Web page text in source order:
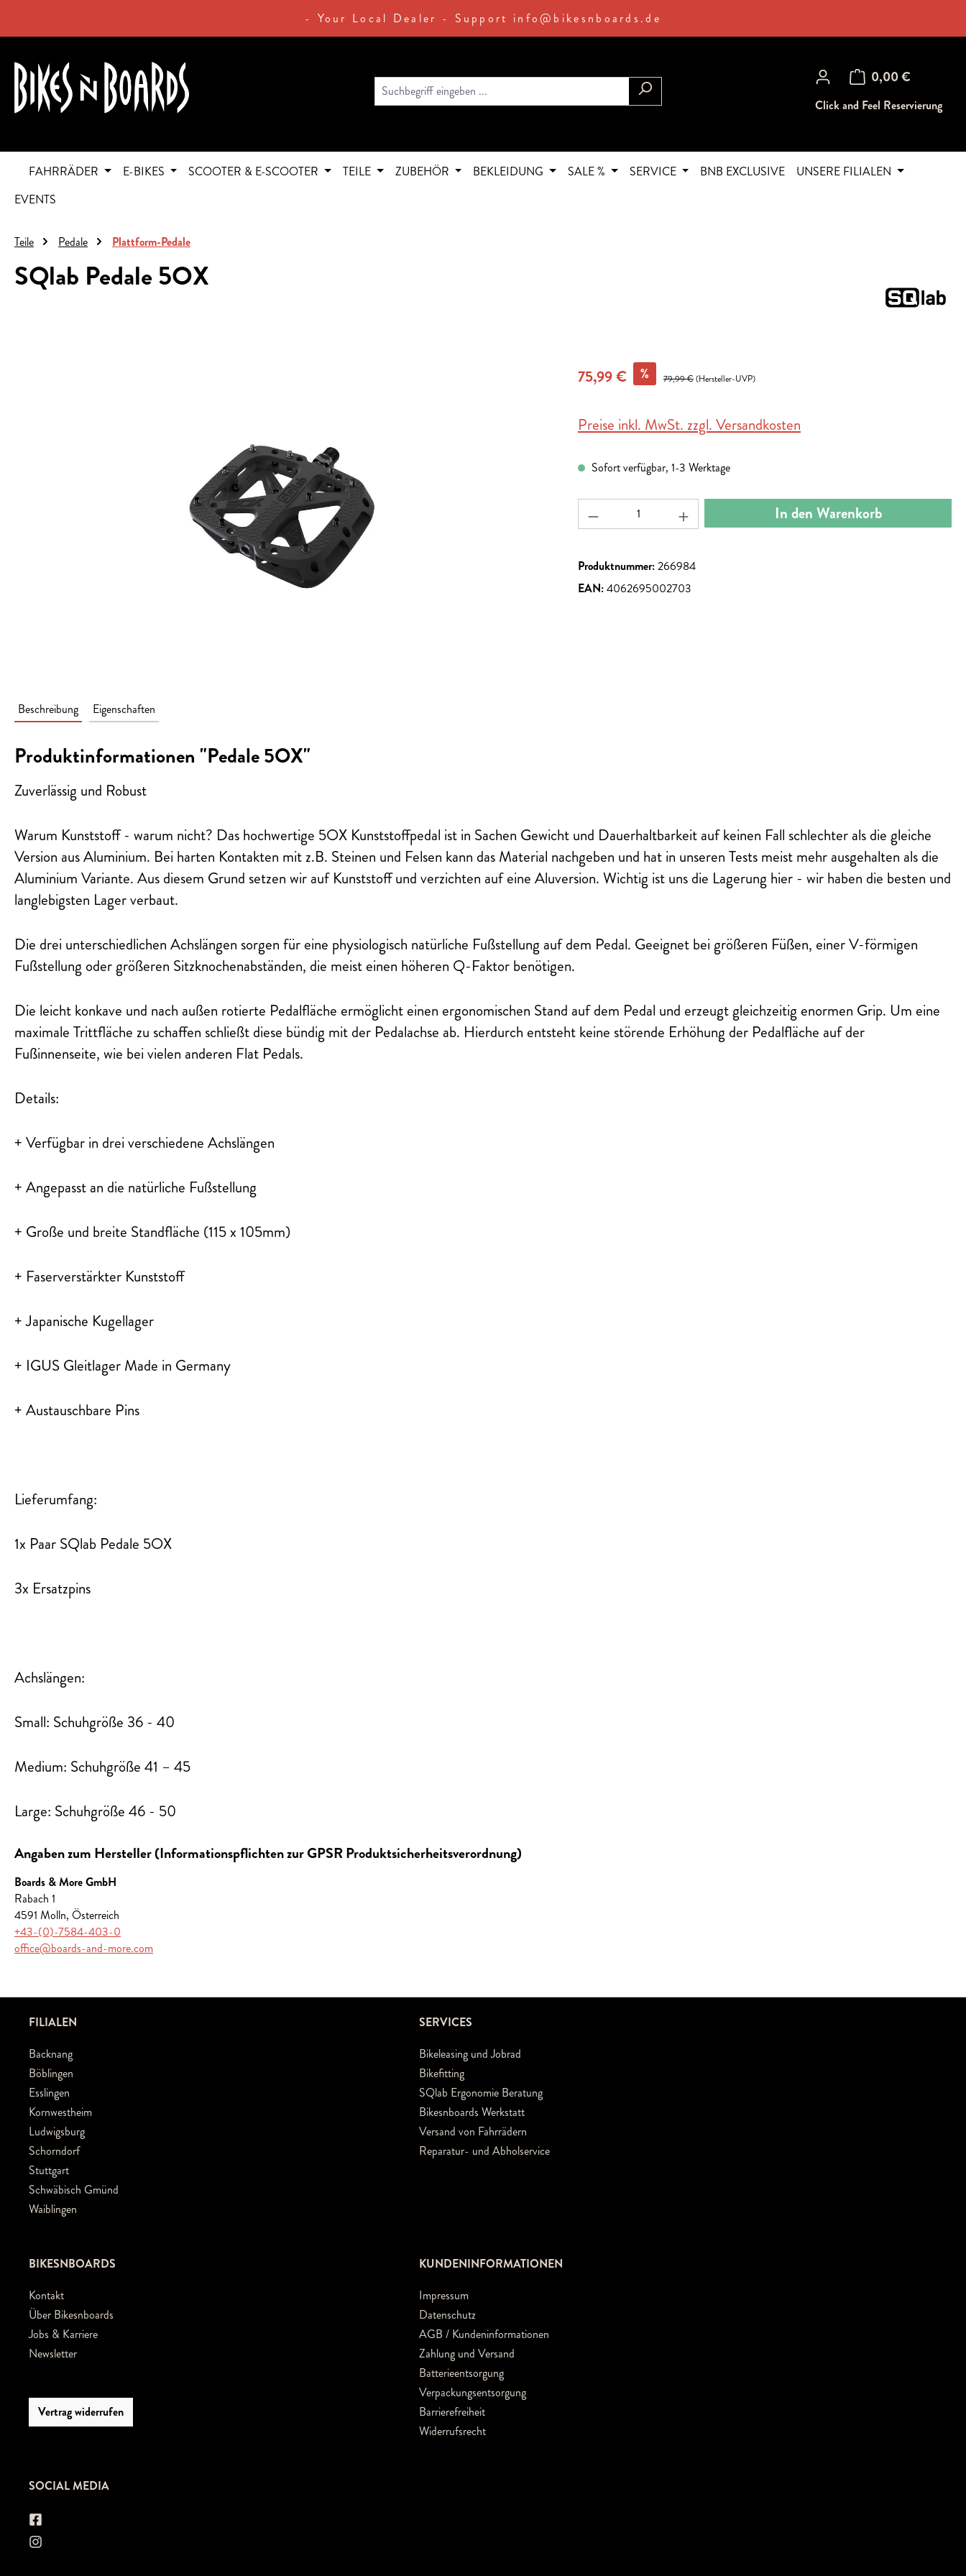
- Your Local Dealer - Support info@bikesnboards.de
0,00 €
Warenkorb enthält 0
Click and Feel Reservierung
FAHRRÄDER E-BIKES SCOOTER & E-SCOOTER TEILE ZUBEHÖR BEKLEIDUNG SALE % SERVICE BNB EXCLUSIVE
UNSERE FILIALEN
EVENTS
Teile Pedale Plattform-Pedale
SQlab Pedale 5OX
75,99 € % 79,99 €(Hersteller-UVP)
Preise inkl. MwSt. zzgl. Versandkosten
Sofort verfügbar, 1-3 Werktage
Produkt Anzahl: Gib den gewünschten Wert ein oder
In den Warenkorb
Produktnummer:266984
EAN:4062695002703
Beschreibung Eigenschaften
Produktinformationen "Pedale 5OX"
Zuverlässig und Robust
Warum Kunststoff - warum nicht? Das hochwertige 5OX Kunststoffpedal ist in Sachen Gewicht und Dauerhaltbarkeit auf keinen Fall schlechter als die gleiche
Version aus Aluminium. Bei harten Kontakten mit z.B. Steinen und Felsen kann das Material nachgeben und hat in unseren Tests meist mehr ausgehalten als die
Aluminium Variante. Aus diesem Grund setzen wir auf Kunststoff und verzichten auf eine Aluversion. Wichtig ist uns die Lagerung hier - wir haben die besten und
langlebigsten Lager verbaut.
Die drei unterschiedlichen Achslängen sorgen für eine physiologisch natürliche Fußstellung auf dem Pedal. Geeignet bei größeren Füßen, einer V-förmigen
Fußstellung oder größeren Sitzknochenabständen, die meist einen höheren Q-Faktor benötigen.
Die leicht konkave und nach außen rotierte Pedalfläche ermöglicht einen ergonomischen Stand auf dem Pedal und erzeugt gleichzeitig enormen Grip. Um eine
maximale Trittfläche zu schaffen schließt diese bündig mit der Pedalachse ab. Hierdurch entsteht keine störende Erhöhung der Pedalfläche auf der
Fußinnenseite, wie bei vielen anderen Flat Pedals.
Details:
+ Verfügbar in drei verschiedene Achslängen
+ Angepasst an die natürliche Fußstellung
+ Große und breite Standfläche (115 x 105mm)
+ Faserverstärkter Kunststoff
+ Japanische Kugellager
+ IGUS Gleitlager Made in Germany
+ Austauschbare Pins
Lieferumfang:
1x Paar SQlab Pedale 5OX
3x Ersatzpins
Achslängen:
Small: Schuhgröße 36 - 40
Medium: Schuhgröße 41 – 45
Large: Schuhgröße 46 - 50
Angaben zum Hersteller (Informationspflichten zur GPSR Produktsicherheitsverordnung)
Boards & More GmbH
Rabach 1
4591 Molln, Österreich
+43-(0)-7584-403-0
office@boards-and-more.com
FILIALEN
Backnang
Böblingen
Esslingen
Kornwestheim
Ludwigsburg
Schorndorf
Stuttgart
Schwäbisch Gmünd
Waiblingen
SERVICES
Bikeleasing und Jobrad
Bikefitting
SQlab Ergonomie Beratung
Bikesnboards Werkstatt
Versand von Fahrrädern
Reparatur- und Abholservice
BIKESNBOARDS
Kontakt
Über Bikesnboards
Jobs & Karriere
Newsletter
Vertrag widerrufen
KUNDENINFORMATIONEN
Impressum
Datenschutz
AGB / Kundeninformationen
Zahlung und Versand
Batterieentsorgung
Verpackungsentsorgung
Barrierefreiheit
Widerrufsrecht
SOCIAL MEDIA